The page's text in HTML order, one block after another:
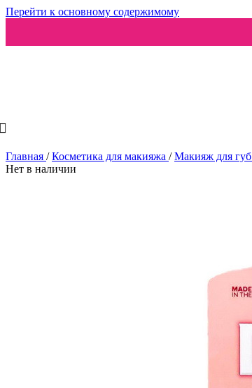
Перейти к основному содержимому
Главная / Косметика для макияжа / Макияж для губ
Нет в наличии